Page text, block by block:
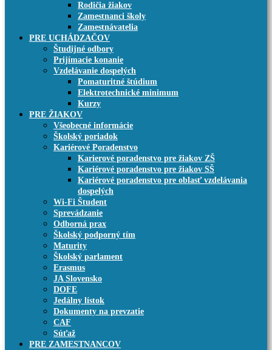
Rodičia žiakov
Zamestnanci školy
Zamestnávatelia
PRE UCHÁDZAČOV
Študijné odbory
Prijímacie konanie
Vzdelávanie dospelých
Pomaturitné štúdium
Elektrotechnické minimum
Kurzy
PRE ŽIAKOV
Všeobecné informácie
Školský poriadok
Kariérové Poradenstvo
Karierové poradenstvo pre žiakov ZŠ
Kariérové poradenstvo pre žiakov SŠ
Kariérové poradenstvo pre oblasť vzdelávania
dospelých
Wi-Fi Študent
Sprevádzanie
Odborná prax
Školský podporný tím
Maturity
Školský parlament
Erasmus
JA Slovensko
DOFE
Jedálny lístok
Dokumenty na prevzatie
CAF
Súťaž
PRE ZAMESTNANCOV